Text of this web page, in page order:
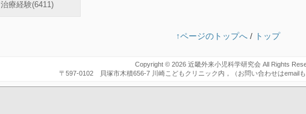
治療経験(6411)
↑ページのトップへ/ トップ
Copyright © 2026 近畿外来小児科学研究会All Rights
〒597-0102 貝塚市木積656-7 川崎こどもクリニック内，（お問い合わせはemailも